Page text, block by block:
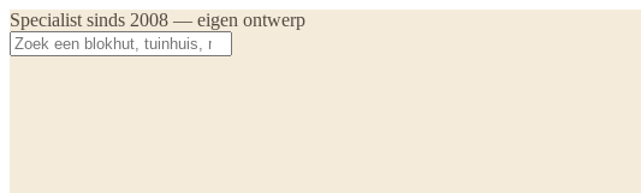
Specialist sinds 2008 — eigen ontwerp